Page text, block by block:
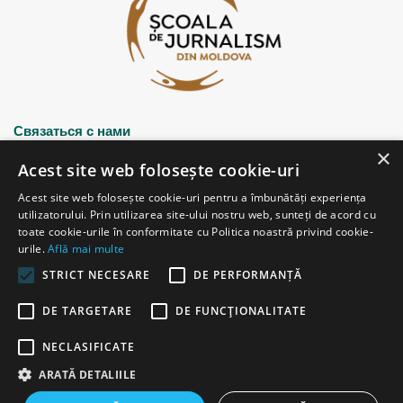
Связаться с нами
Strada Șciusev, 53
2012 Chișinău, Republica Moldova
tel: (+373 22) 213652, 227539
fax: (+373 22) 226681
Email: redactia@ijc.md
×
Acest site web folosește cookie-uri
Acest site web folosește cookie-uri pentru a îmbunătăți experiența
utilizatorului. Prin utilizarea site-ului nostru web, sunteți de acord cu
toate cookie-urile în conformitate cu Politica noastră privind cookie-
urile.Află mai multe
STRICT NECESARE
DE PERFORMANȚĂ
DE TARGETARE DE FUNCŢIONALITATE
NECLASIFICATE
ARATĂ DETALIILE